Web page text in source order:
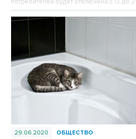
29.06.2020 ОБЩЕСТВО